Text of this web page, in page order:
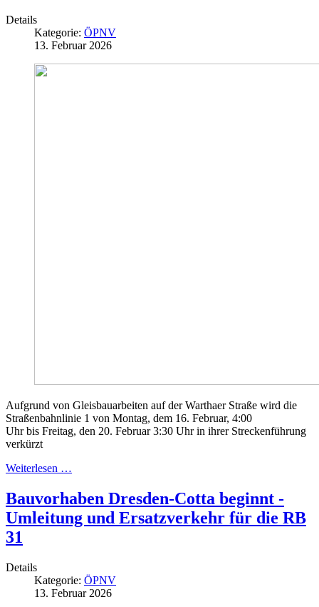
Details
Kategorie: ÖPNV
13. Februar 2026
Aufgrund von Gleisbauarbeiten auf der Warthaer Straße wird die
Straßenbahnlinie 1 von Montag, dem 16. Februar, 4:00
Uhr bis Freitag, den 20. Februar 3:30 Uhr in ihrer Streckenführung
verkürzt
Weiterlesen …
Bauvorhaben Dresden-Cotta beginnt -
Umleitung und Ersatzverkehr für die RB
31
Details
Kategorie: ÖPNV
13. Februar 2026